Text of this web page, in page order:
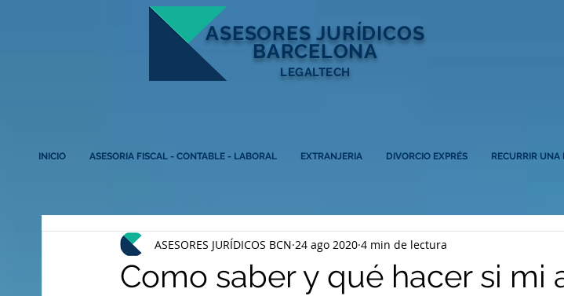
ASESORESJURÍDICOS
BARCELONA
LEGALTECH
INICIO ASESORIA FISCAL - CONTABLE - LABORAL EXTRANJERIA DIVORCIO EXPRÉS RECURRIR UNA
Como saber y qué hacer si mi
ASESORES JURÍDICOS BCN 24 ago 2020 4 min de lectura